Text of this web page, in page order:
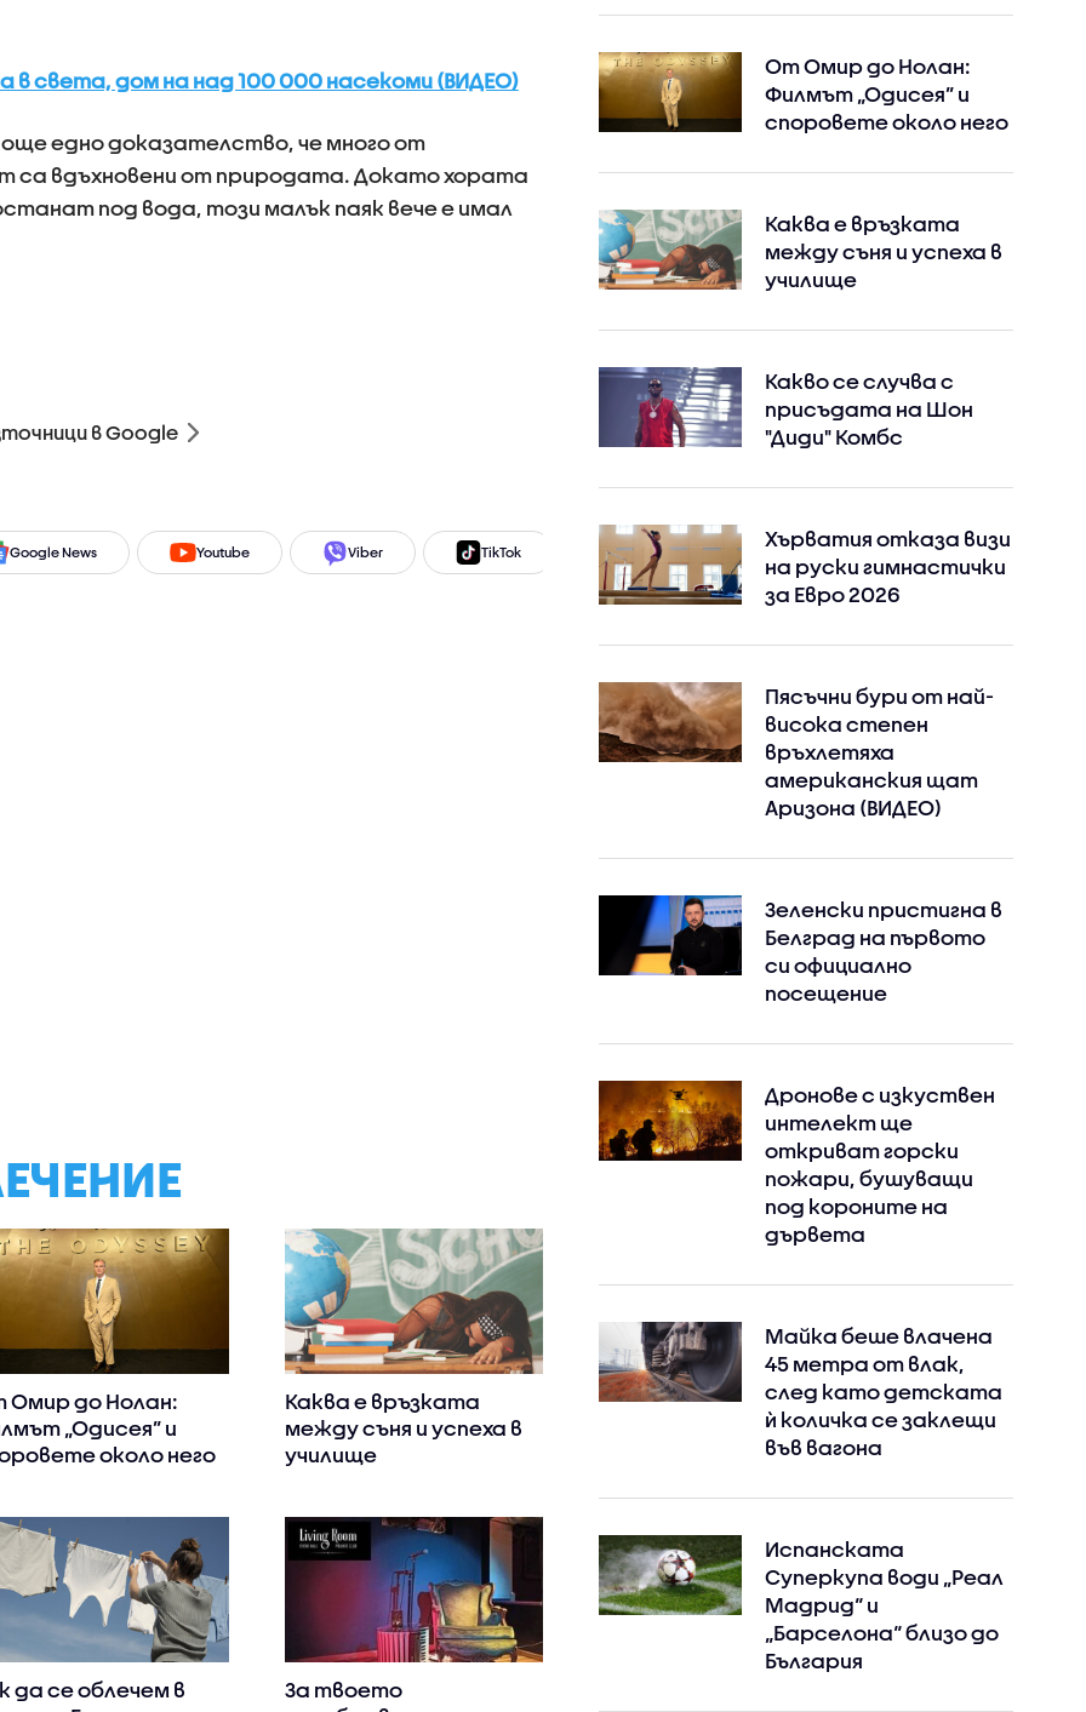
в света, дом на над 100 000 насекоми (ВИДЕО)
едно доказателство, че много от
са вдъхновени от природата. Докато хората
под вода, този малък паяк вече е имал
в Google
Google News Youtube Viber TikTok Instagram Facebook
Омир до Нолан:
„Одисея” и
около него
Каква е връзката
между съня и успеха в
училище
да се облечем в
За твоето
От Омир до Нолан:
Филмът „Одисея” и
споровете около него
Каква е връзката
между съня и успеха в
училище
Какво се случва с
присъдата на Шон
"Диди" Комбс
Хърватия отказа визи
на руски гимнастички
за Евро 2026
Пясъчни бури от най-
висока степен
връхлетяха
американския щат
Аризона (ВИДЕО)
Зеленски пристигна в
Белград на първото
си официално
посещение
Дронове с изкуствен
интелект ще
откриват горски
пожари, бушуващи
под короните на
дървета
Майка беше влачена
45 метра от влак,
след като детската
ѝ количка се заклещи
във вагона
Испанската
Суперкупа води „Реал
Мадрид“ и
„Барселона“ близо до
България